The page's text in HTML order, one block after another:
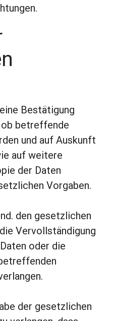
Bestätigung
ob betreffende
und auf Auskunft
auf weitere
der Daten
Vorgaben.
den gesetzlichen
Vervollständigung
oder die
der gesetzlichen